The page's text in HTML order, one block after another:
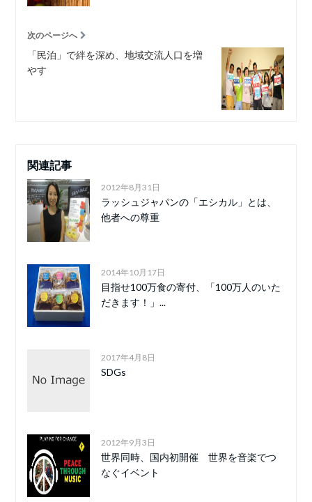
次のページへ
「民泊」で絆を深め、地域交流人口を増
やす
関連記事
2012年8月31日
ラッシュジャパンの「エシカル」とは、
他者への尊重
2014年10月17日
目指せ100万食の寄付、「100万人のいた
だきます！」...
2017年4月8日
SDGs
2012年9月3日
世界同時、国内初開催 世界を音楽でつ
なぐイベント